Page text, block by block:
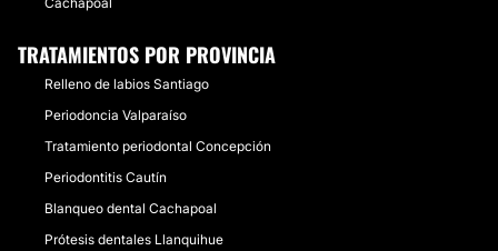
TRATAMIENTOS POR PROVINCIA
Relleno de labios Santiago
Periodoncia Valparaíso
Tratamiento periodontal Concepción
Periodontitis Cautín
Blanqueo dental Cachapoal
Prótesis dentales Llanquihue